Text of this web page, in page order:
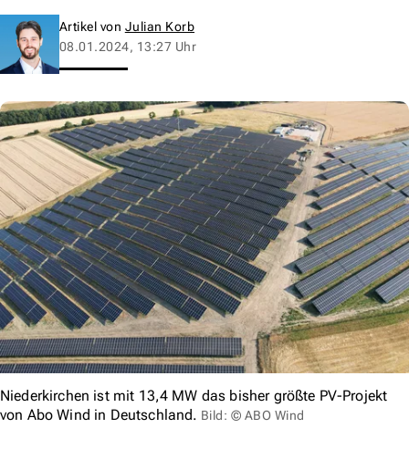
Artikel von Julian Korb
08.01.2024, 13:27 Uhr
Niederkirchen ist mit 13,4 MW das bisher größte PV-Projekt
von Abo Wind in Deutschland. Bild: © ABO Wind